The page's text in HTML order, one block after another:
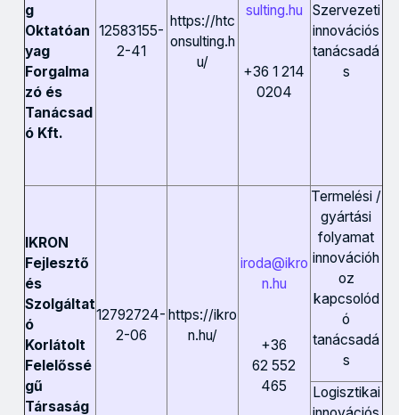
g
Oktatóan
yag
Forgalma
zó és
Tanácsad
ó Kft.
12583155-
2-41
https://htc
onsulting.h
u/
sulting.hu
+36 1 214
0204
Szervezeti
innovációs
tanácsadá
s
IKRON
Fejlesztő
és
Szolgáltat
ó
Korlátolt
Felelőssé
gű
Társaság
12792724-
2-06
https://ikro
n.hu/
iroda@ikro
n.hu
+36
62 552
465
Termelési /
gyártási
folyamat
innovációh
oz
kapcsolód
ó
tanácsadá
s
Logisztikai